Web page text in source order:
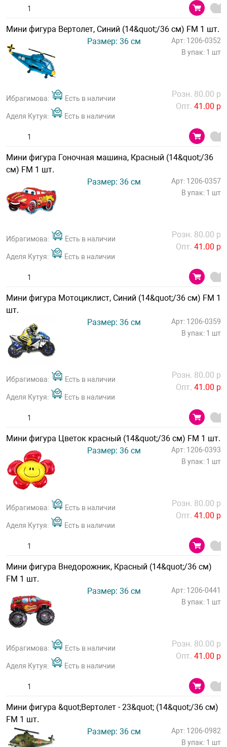
Мини фигура Вертолет, Синий (14&quot;/36 см) FM 1 шт.
Размер: 36 см
Арт: 1206-0352
В упак: 1 шт
Ибрагимова: Есть в наличии
Аделя Кутуя: Есть в наличии
Розн. 80.00 р
Опт. 41.00 р
Мини фигура Гоночная машина, Красный (14&quot;/36
см) FM 1 шт.
Размер: 36 см
Арт: 1206-0357
В упак: 1 шт
Ибрагимова: Есть в наличии
Аделя Кутуя: Есть в наличии
Розн. 80.00 р
Опт. 41.00 р
Мини фигура Мотоциклист, Синий (14&quot;/36 см) FM 1
шт.
Размер: 36 см
Арт: 1206-0359
В упак: 1 шт
Ибрагимова: Есть в наличии
Аделя Кутуя: Есть в наличии
Розн. 80.00 р
Опт. 41.00 р
Мини фигура Цветок красный (14&quot;/36 см) FM 1 шт.
Размер: 36 см
Арт: 1206-0393
В упак: 1 шт
Ибрагимова: Есть в наличии
Аделя Кутуя: Есть в наличии
Розн. 80.00 р
Опт. 41.00 р
Мини фигура Внедорожник, Красный (14&quot;/36 см)
FM 1 шт.
Размер: 36 см
Арт: 1206-0441
В упак: 1 шт
Ибрагимова: Есть в наличии
Аделя Кутуя: Есть в наличии
Розн. 80.00 р
Опт. 41.00 р
Мини фигура &quot;Вертолет - 23&quot; (14&quot;/36 см)
FM 1 шт.
Размер: 36 см
Арт: 1206-0982
В упак: 1 шт